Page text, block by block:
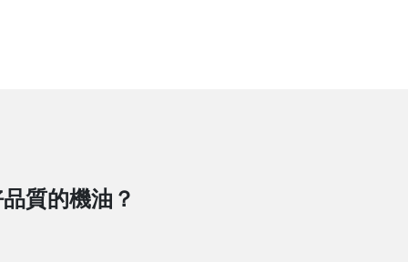
質的機油？